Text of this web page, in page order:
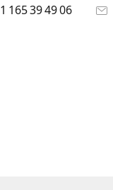
165 39 49 06